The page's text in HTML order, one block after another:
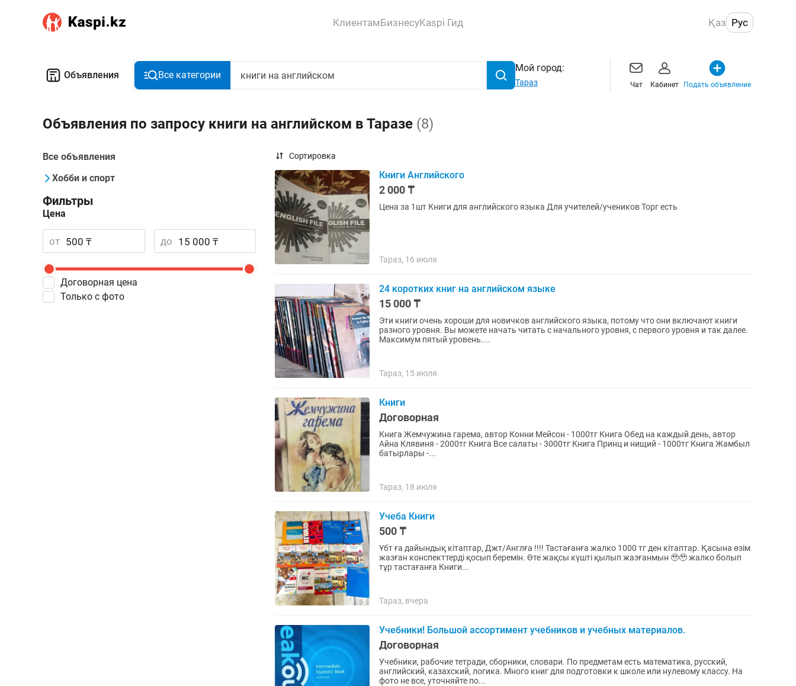
КлиентамБизнесуKaspi Гид Қаз Рус
Объявления Все категории
Мой город:
Тараз Чат Кабинет Подать объявление
Объявления по запросу книги на английском в Таразе (8)
Все объявления
Хобби и спорт
Фильтры
Цена
от до
Договорная цена
Только с фото
Сортировка
Книги Английского
2 000 ₸
Цена за 1шт Книги для английского языка Для учителей/учеников Торг есть
Тараз, 16 июля
24 коротких книг на английском языке
15 000 ₸
Эти книги очень хороши для новичков английского языка, потому что они включают книги
разного уровня. Вы можете начать читать с начального уровня, с первого уровня и так далее.
Максимум пятый уровень....
Тараз, 15 июля
Книги
Договорная
Книга Жемчужина гарема, автор Конни Мейсон - 1000тг Книга Обед на каждый день, автор
Айна Клявиня - 2000тг Книга Все салаты - 3000тг Книга Принц и нищий - 1000тг Книга Жамбыл
батырлары -...
Тараз, 18 июля
Учеба Книги
500 ₸
Ұбт ға дайындық кітаптар, Джт/Англға !!!! Тастағанға жалко 1000 тг ден кітаптар. Қасына өзім
жазған конспекттерді қосып беремін. Өте жақсы күшті қылып жазғанмын 🥹🥹 жалко болып
тұр тастағанға Книги...
Тараз, вчера
Учебники! Большой ассортимент учебников и учебных материалов.
Договорная
Учебники, рабочие тетради, сборники, словари. По предметам есть математика, русский,
английский, казахский, логика. Много книг для подготовки к школе или нулевому классу. На
фото не все, уточняйте по...